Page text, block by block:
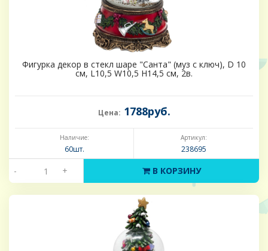
Фигурка декор в стекл шаре "Санта" (муз с ключ), D 10
см, L10,5 W10,5 H14,5 см, 2в.
Цена: 1788руб.
Наличие:
60шт.
Артикул:
238695
- + В КОРЗИНУ